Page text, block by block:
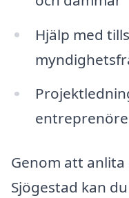
Hjälp med
Genom att
Sjögestad kan